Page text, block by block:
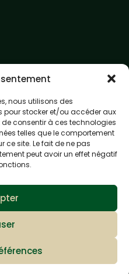
nous utilisons des
pour stocker et/ou accéder aux
consentir à ces technologies
telles que le comportement
ce site. Le fait de ne pas
peut avoir un effet négatif
byAltimax
modération